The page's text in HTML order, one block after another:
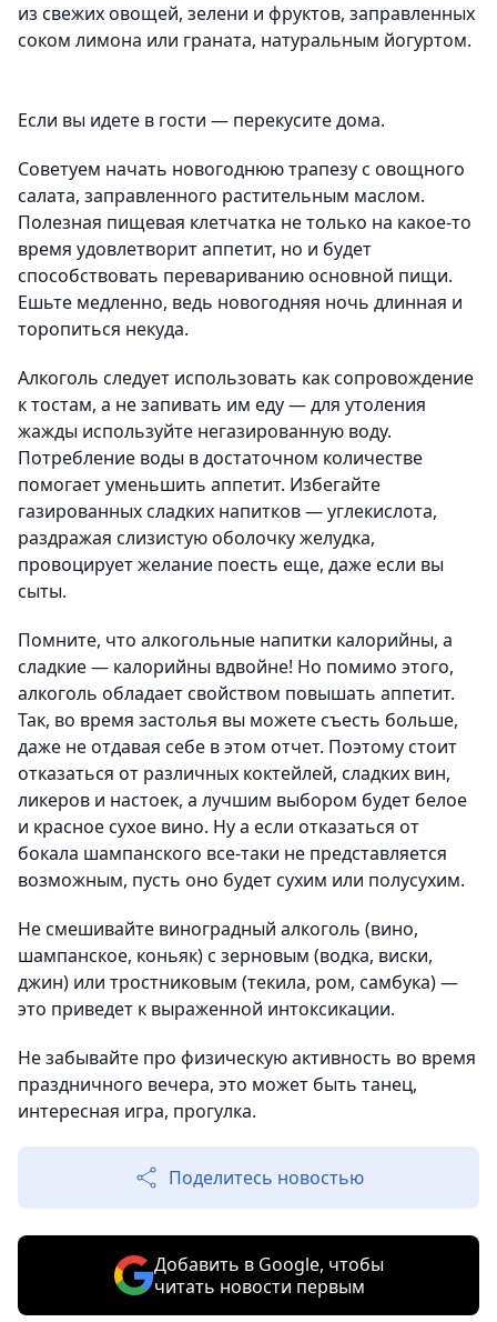
из свежих овощей, зелени и фруктов, заправленных
соком лимона или граната, натуральным йогуртом.
Если вы идете в гости — перекусите дома.
Советуем начать новогоднюю трапезу с овощного
салата, заправленного растительным маслом.
Полезная пищевая клетчатка не только на какое-то
время удовлетворит аппетит, но и будет
способствовать перевариванию основной пищи.
Ешьте медленно, ведь новогодняя ночь длинная и
торопиться некуда.
Алкоголь следует использовать как сопровождение
к тостам, а не запивать им еду — для утоления
жажды используйте негазированную воду.
Потребление воды в достаточном количестве
помогает уменьшить аппетит. Избегайте
газированных сладких напитков — углекислота,
раздражая слизистую оболочку желудка,
провоцирует желание поесть еще, даже если вы
сыты.
Помните, что алкогольные напитки калорийны, а
сладкие — калорийны вдвойне! Но помимо этого,
алкоголь обладает свойством повышать аппетит.
Так, во время застолья вы можете съесть больше,
даже не отдавая себе в этом отчет. Поэтому стоит
отказаться от различных коктейлей, сладких вин,
ликеров и настоек, а лучшим выбором будет белое
и красное сухое вино. Ну а если отказаться от
бокала шампанского все-таки не представляется
возможным, пусть оно будет сухим или полусухим.
Не смешивайте виноградный алкоголь (вино,
шампанское, коньяк) с зерновым (водка, виски,
джин) или тростниковым (текила, ром, самбука) —
это приведет к выраженной интоксикации.
Не забывайте про физическую активность во время
праздничного вечера, это может быть танец,
интересная игра, прогулка.
Поделитесь новостью
Добавить в Google, чтобы
читать новости первым